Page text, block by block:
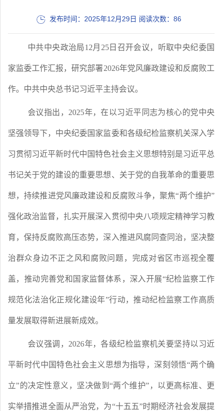
发布时间：2025年12月29日 阅读次数： 86
中共中央政治局12月25日召开会议，听取中央纪委国
家监委工作汇报，研究部署2026年党风廉政建设和反腐败工
作。中共中央总书记习近平主持会议。
会议指出， 2025年，在以习近平同志为核心的党中央
坚强领导下，中央纪委国家监委和各级纪检监察机关深入学
习贯彻习近平新时代中国特色社会主义思想特别是习近平总
书记关于党的建设的重要思想、关于党的自我革命的重要思
想，持续推进党风廉政建设和反腐败斗争，聚焦“两个维护”
强化政治监督，扎实开展深入贯彻中央八项规定精神学习教
育，保持反腐败高压态势，深入推进风腐同查同治，坚决整
治群众身边不正之风和腐败问题，完成对省区市巡视全覆
盖，推动完善党和国家监督体系，深入开展“纪检监察工作
规范化法治化正规化建设年”行动，推动纪检监察工作高质
量发展取得新进展新成效。
会议强调， 2026年，各级纪检监察机关要坚持以习近
平新时代中国特色社会主义思想为指导，深刻领悟“两个确
立”的决定性意义，坚决做到“两个维护”，以更高标准、更
实举措推进全面从严治党，为“十五五”时期经济社会发展提